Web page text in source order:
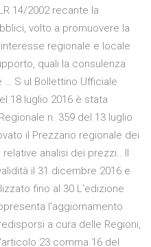
14/2002 recante la
volto a promuovere la
regionale e locale
quali la consulenza
S ul Bollettino Ufficiale
18 luglio 2016 è stata
n. 359 del 13 luglio
il Prezzario regionale dei
analisi dei prezzi.. Il
il 31 dicembre 2016 e
fino al 30 L'edizione
l'aggiornamento
a cura delle Regioni,
23 comma 16 del